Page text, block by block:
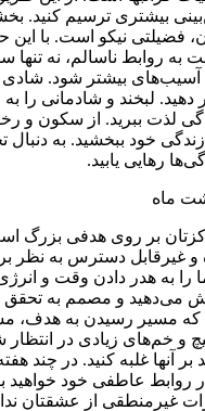
بیشتری ترسیم
فضیلتی نیکو است. با این
روابط ناسالم، نه تنها
آسیب‌های بیشتر شود. شادی
لبخند و شادمانی را به
لذت ببرید. از سکون و
خود ببخشید. به دنبال
رهایی یابید.
ماه
بر روی هدفی بزرگ
و غیرقابل دسترس به نظر
را به هدر دادن وقت و
می‌دهید و مصمم به تحقق
که مسیر رسیدن به هدف،
و خم‌های زیادی در انتظار
بر آنها غلبه کنید. در چند
روابط عاطفی خود خواهید
غیرمنطقی از عشقتان